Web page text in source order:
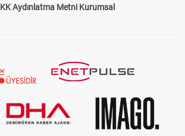
Aydınlatma Metni Kurumsal